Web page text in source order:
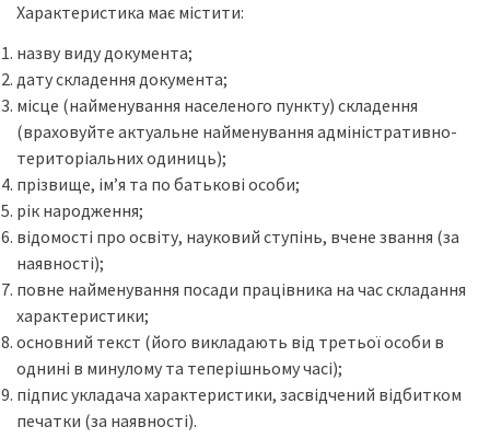
Характеристика має містити:
назву виду документа;
дату складення документа;
місце (найменування населеного пункту) складення
(враховуйте актуальне найменування адміністративно-
територіальних одиниць);
прізвище, ім’я та по батькові особи;
рік народження;
відомості про освіту, науковий ступінь, вчене звання (за
наявності);
повне найменування посади працівника на час складання
характеристики;
основний текст (його викладають від третьої особи в
однині в минулому та теперішньому часі);
підпис укладача характеристики, засвідчений відбитком
печатки (за наявності).